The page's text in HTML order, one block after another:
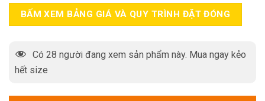
BẤM XEM BẢNG GIÁ VÀ QUY TRÌNH ĐẶT ĐÓNG
Có 28 người đang xem sản phẩm này. Mua ngay kẻo
hết size